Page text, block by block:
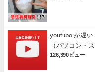
youtube が遅
（パソコン・ス
126,390ビュー